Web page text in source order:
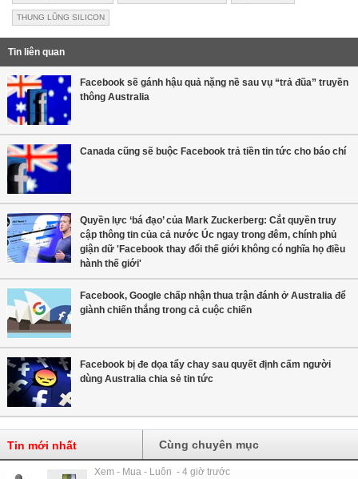
THUNG LŨNG SILICON
Tin liên quan
Facebook sẽ gánh hậu quả nặng nề sau vụ “trả đũa” truyền
thông Australia
Canada cũng sẽ buộc Facebook trả tiền tin tức cho báo chí
Quyền lực ‘bá đạo’ của Mark Zuckerberg: Cắt quyền truy
cập thông tin của cả nước Úc ngay trong đêm, chính phủ
giận dữ 'Facebook thay đổi thế giới không có nghĩa họ điều
hành thế giới'
Facebook, Google chấp nhận thua trận đánh ở Australia để
giành chiến thắng trong cả cuộc chiến
Facebook bị đe dọa tẩy chay sau quyết định cấm người
dùng Australia chia sẻ tin tức
Tin mới nhất Cùng chuyên mục
Xem - Mua - Luôn - 4 giờ trước